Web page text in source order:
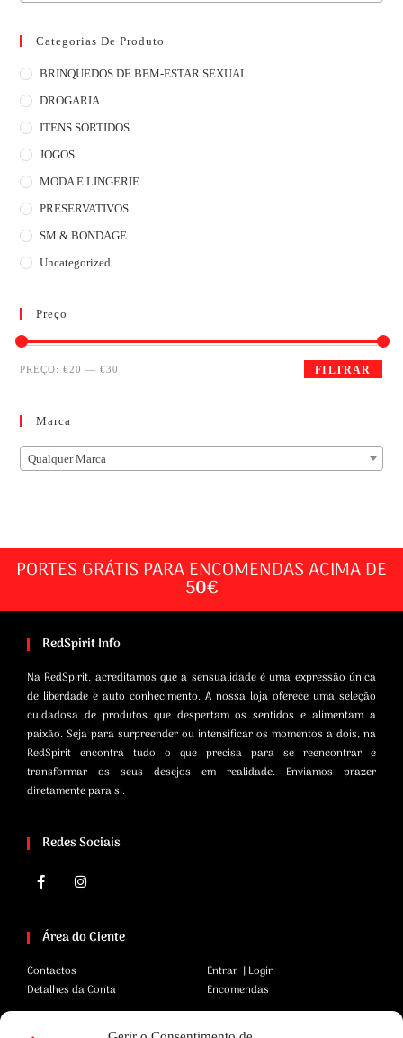
Categorias De Produto
BRINQUEDOS DE BEM-ESTAR SEXUAL
DROGARIA
ITENS SORTIDOS
JOGOS
MODA E LINGERIE
PRESERVATIVOS
SM & BONDAGE
Uncategorized
Preço
FILTRAR
PREÇO:€20 —€30
Marca
Qualquer Marca
PORTES GRÁTIS PARA ENCOMENDAS ACIMA DE
50€
RedSpirit Info
Na RedSpirit, acreditamos que a sensualidade é uma expressão única
de liberdade e auto conhecimento. A nossa loja oferece uma seleção
cuidadosa de produtos que despertam os sentidos e alimentam a
paixão. Seja para surpreender ou intensificar os momentos a dois, na
RedSpirit encontra tudo o que precisa para se reencontrar e
transformar os seus desejos em realidade. Enviamos prazer
diretamente para si.
Redes Sociais
Área do Ciente
Contactos
Detalhes da Conta
Entrar | Login
Encomendas